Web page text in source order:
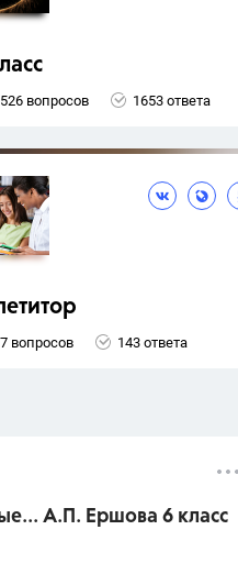
вопросов 1653 ответа
вопросов 143 ответа
А.П. Ершова 6 класс